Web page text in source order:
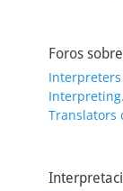
Foros
Translators